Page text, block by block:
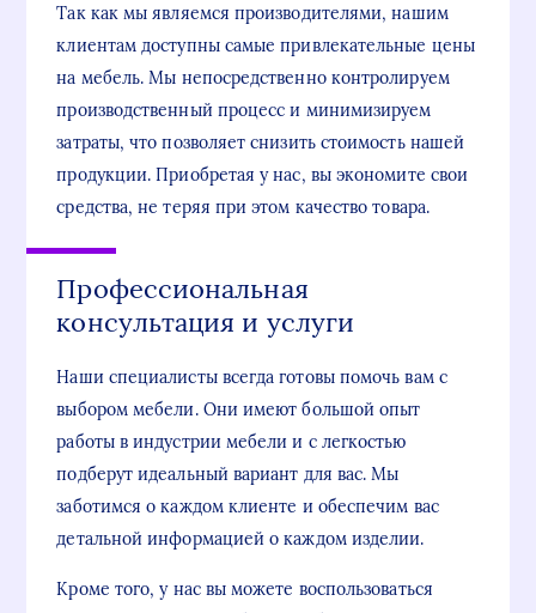
Так как мы являемся производителями, нашим
клиентам доступны самые привлекательные цены
на мебель. Мы непосредственно контролируем
производственный процесс и минимизируем
затраты, что позволяет снизить стоимость нашей
продукции. Приобретая у нас, вы экономите свои
средства, не теряя при этом качество товара.
Профессиональная
консультация и услуги
Наши специалисты всегда готовы помочь вам с
выбором мебели. Они имеют большой опыт
работы в индустрии мебели и с легкостью
подберут идеальный вариант для вас. Мы
заботимся о каждом клиенте и обеспечим вас
детальной информацией о каждом изделии.
Кроме того, у нас вы можете воспользоваться